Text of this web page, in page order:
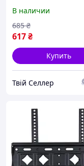
В наличии
617₴
685 ₴
Купить
Твій Селлер